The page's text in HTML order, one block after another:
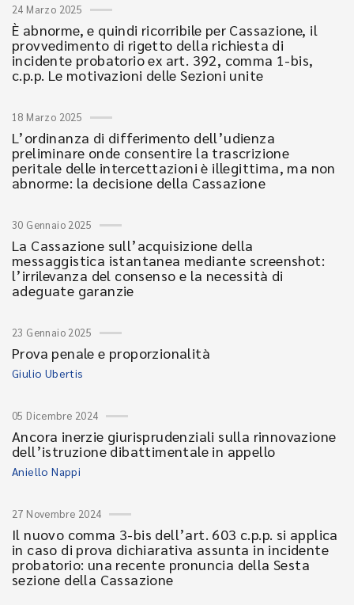
24 Marzo 2025
È abnorme, e quindi ricorribile per Cassazione, il
provvedimento di rigetto della richiesta di
incidente probatorio ex art. 392, comma 1-bis,
c.p.p. Le motivazioni delle Sezioni unite
18 Marzo 2025
L’ordinanza di differimento dell’udienza
preliminare onde consentire la trascrizione
peritale delle intercettazioni è illegittima, ma non
abnorme: la decisione della Cassazione
30 Gennaio 2025
La Cassazione sull’acquisizione della
messaggistica istantanea mediante screenshot:
l’irrilevanza del consenso e la necessità di
adeguate garanzie
23 Gennaio 2025
Prova penale e proporzionalità
Giulio Ubertis
05 Dicembre 2024
Ancora inerzie giurisprudenziali sulla rinnovazione
dell’istruzione dibattimentale in appello
Aniello Nappi
27 Novembre 2024
Il nuovo comma 3-bis dell’art. 603 c.p.p. si applica
in caso di prova dichiarativa assunta in incidente
probatorio: una recente pronuncia della Sesta
sezione della Cassazione